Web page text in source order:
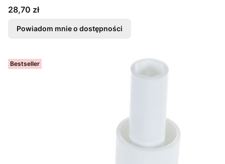
Cena
28,70 zł
Powiadom mnie o dostępności
Bestseller